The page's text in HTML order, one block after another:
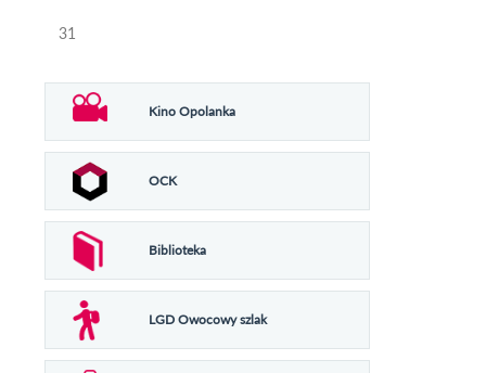
31
Kino Opolanka
OCK
Biblioteka
LGD Owocowy szlak